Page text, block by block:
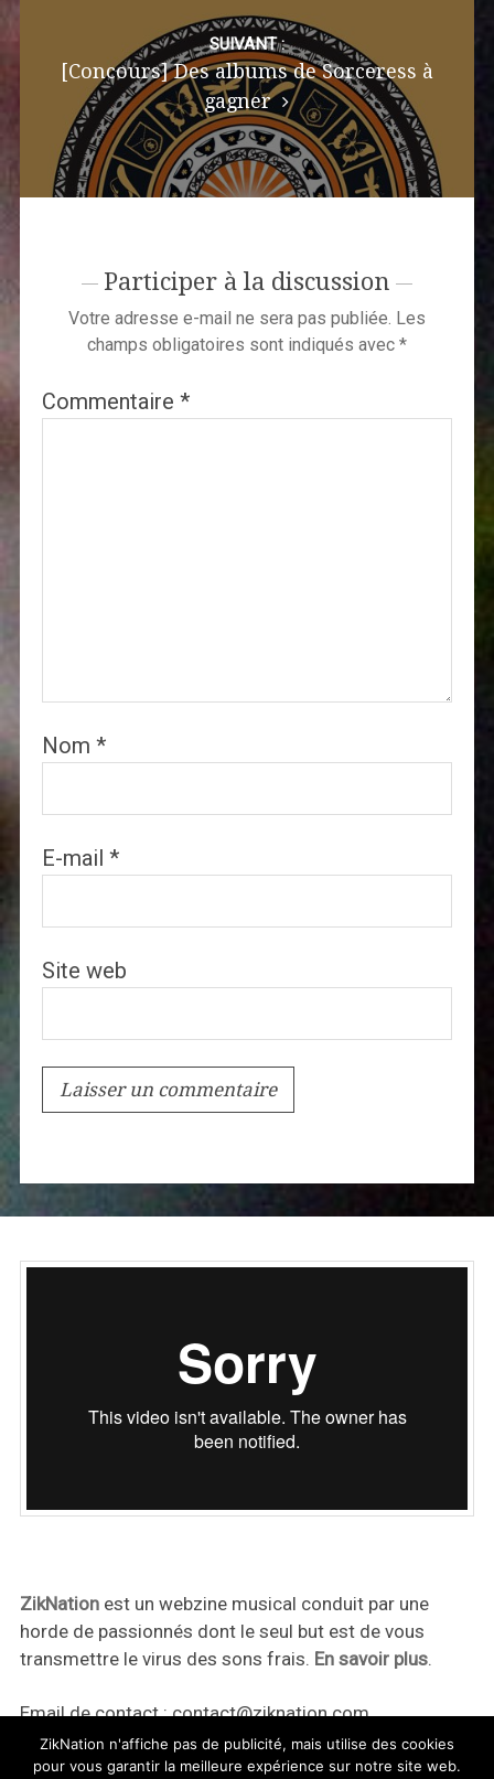
SUIVANT :
[Concours] Des albums de Sorceress à
gagner
Participer à la discussion
Votre adresse e-mail ne sera pas publiée. Les
champs obligatoires sont indiqués avec *
Commentaire *
Nom *
E-mail *
Site web
ZikNationest un webzine musical conduit par une
horde de passionnés dont le seul but est de vous
transmettre le virus des sons frais. En savoir plus.
Email de contact :contact@ziknation.com
ZikNation n'affiche pas de publicité, mais utilise des cookies
pour vous garantir la meilleure expérience sur notre site web.